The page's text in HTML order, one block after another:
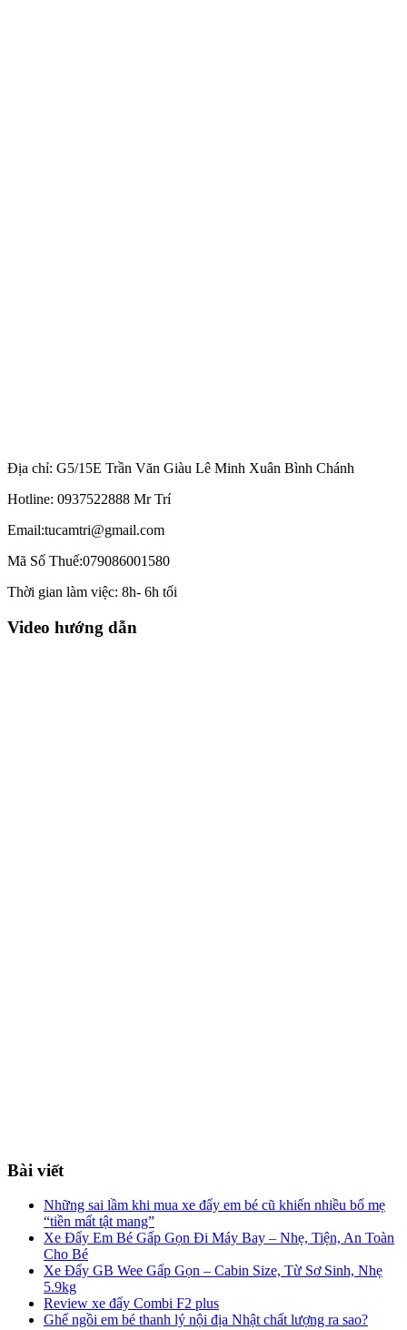
Địa chỉ: G5/15E Trần Văn Giàu Lê Minh Xuân Bình Chánh
Hotline: 0937522888 Mr Trí
Email:tucamtri@gmail.com
Mã Số Thuế:079086001580
Thời gian làm việc: 8h- 6h tối
Video hướng dẫn
Bài viết
Những sai lầm khi mua xe đẩy em bé cũ khiến nhiều bố mẹ
“tiền mất tật mang”
Xe Đẩy Em Bé Gấp Gọn Đi Máy Bay – Nhẹ, Tiện, An Toàn
Cho Bé
Xe Đẩy GB Wee Gấp Gọn – Cabin Size, Từ Sơ Sinh, Nhẹ
5.9kg
Review xe đẩy Combi F2 plus
Ghế ngồi em bé thanh lý nội địa Nhật chất lượng ra sao?